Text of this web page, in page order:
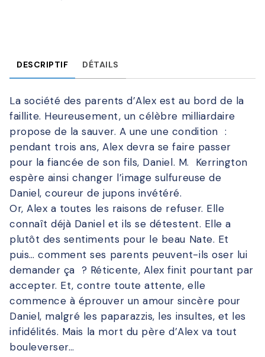
DESCRIPTIF DÉTAILS
La société des parents d’Alex est au bord de la
faillite. Heureusement, un célèbre milliardaire
propose de la sauver. A une une condition :
pendant trois ans, Alex devra se faire passer
pour la fiancée de son fils, Daniel. M. Kerrington
espère ainsi changer l’image sulfureuse de
Daniel, coureur de jupons invétéré.
Or, Alex a toutes les raisons de refuser. Elle
connaît déjà Daniel et ils se détestent. Elle a
plutôt des sentiments pour le beau Nate. Et
puis… comment ses parents peuvent-ils oser lui
demander ça ? Réticente, Alex finit pourtant par
accepter. Et, contre toute attente, elle
commence à éprouver un amour sincère pour
Daniel, malgré les paparazzis, les insultes, et les
infidélités. Mais la mort du père d’Alex va tout
bouleverser…